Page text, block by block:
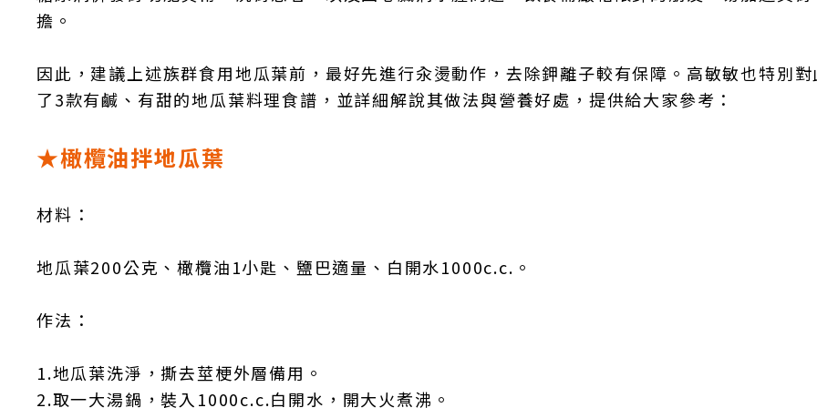
擔。
因此，建議上述族群食用地瓜葉前，最好先進行汆燙動作，去除鉀離子較有保障。高敏敏也特別
了3款有鹹、有甜的地瓜葉料理食譜，並詳細解說其做法與營養好處，提供給大家參考：
★橄欖油拌地瓜葉
材料：
地瓜葉200公克、橄欖油1小匙、鹽巴適量、白開水1000c.c.。
作法：
1.地瓜葉洗淨，撕去莖梗外層備用。
2.取一大湯鍋，裝入1000c.c.白開水，開大火煮沸。